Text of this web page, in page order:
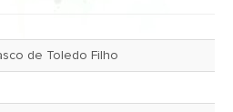
de Toledo Filho